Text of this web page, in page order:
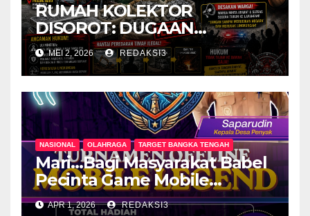
RUMAH KOLEKTOR
DISOROT: DUGAAN
PEREDARAN TIMAH ILEGAL
DI PADANG BARU — APARAT
DIMINTA TURUN, PUBLIK
MENUNGGU BUKTI
MEI 2, 2026 REDAKSI3
NASIONAL OLAHRAGA TARGET BANGKA TENGAH
Mari…Bagi Masyarakat Babel
Pecinta Game Mobile
Legend & Gaple Merapat!
APR 1, 2026 REDAKSI3